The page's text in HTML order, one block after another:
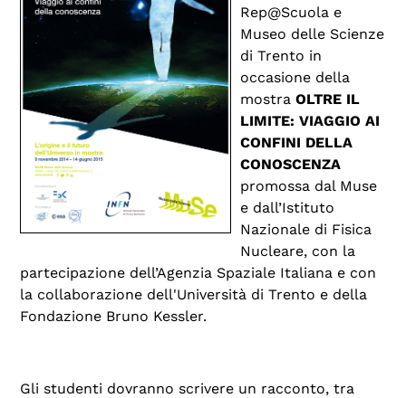
Rep@Scuola e
Museo delle Scienze
di Trento in
occasione della
mostra OLTRE IL
LIMITE: VIAGGIO AI
CONFINI DELLA
CONOSCENZA
promossa dal Muse
e dall’Istituto
Nazionale di Fisica
Nucleare, con la
partecipazione dell’Agenzia Spaziale Italiana e con
la collaborazione dell'Università di Trento e della
Fondazione Bruno Kessler.
Gli studenti dovranno scrivere un racconto, tra